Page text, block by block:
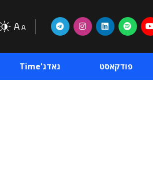
פודקאסט גאדג'Time